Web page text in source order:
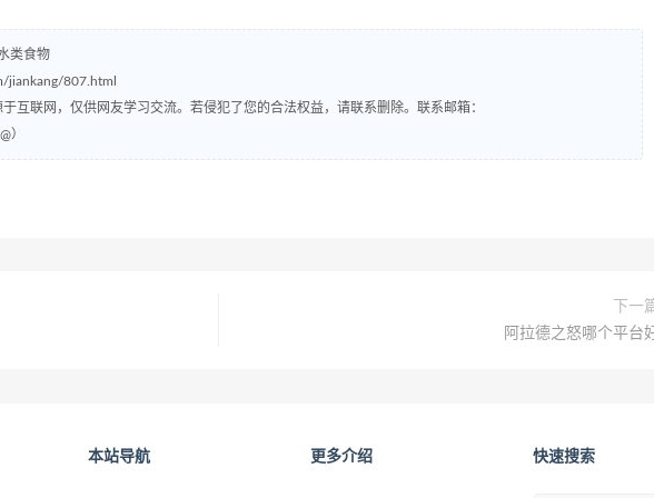
类食物
jiankang/807.html
互联网，仅供网友学习交流。若侵犯了您的合法权益，请联系删除。联系邮箱：
）
下一
阿拉德之怒哪个平台
本站导航 更多介绍 快速搜索